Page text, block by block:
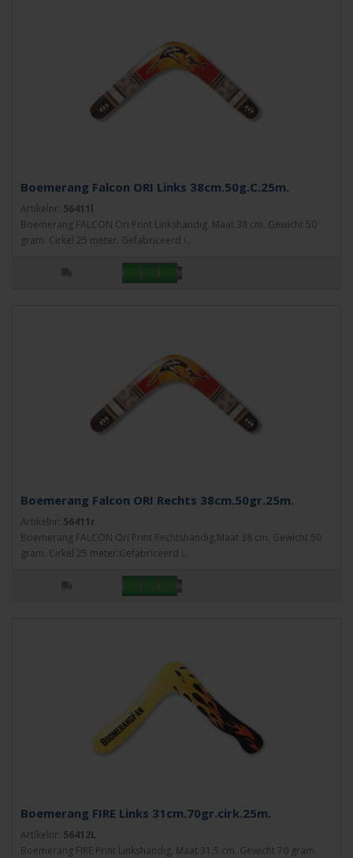
Boemerang Falcon ORI Links 38cm.50g.C.25m.
Artikelnr: 56411l
Boemerang FALCON Ori Print Linkshandig. Maat 38 cm. Gewicht 50
gram. Cirkel 25 meter. Gefabriceerd i..
Boemerang Falcon ORI Rechts 38cm.50gr.25m.
Artikelnr: 56411r
Boemerang FALCON Ori Print Rechtshandig.Maat 38 cm. Gewicht 50
gram. Cirkel 25 meter.Gefabriceerd i..
Boemerang FIRE Links 31cm.70gr.cirk.25m.
Artikelnr: 56412L
Boemerang FIRE Print Linkshandig. Maat 31.5 cm. Gewicht 70 gram.